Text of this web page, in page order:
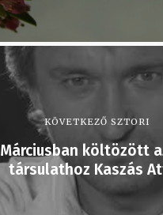
KÖVETKEZŐ SZTORI
Márciusban költözött
társulathoz Kaszás